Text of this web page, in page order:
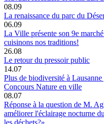
08.09
La renaissance du parc du
06.09
La Ville présente son 9e
cuisinons nos traditions!
26.08
Le retour du pressoir public
14.07
Plus de biodiversité à Lausanne
Concours Nature en ville
08.07
Réponse à la question de M.
améliorer l'éclairage nocturne
les déchets?»